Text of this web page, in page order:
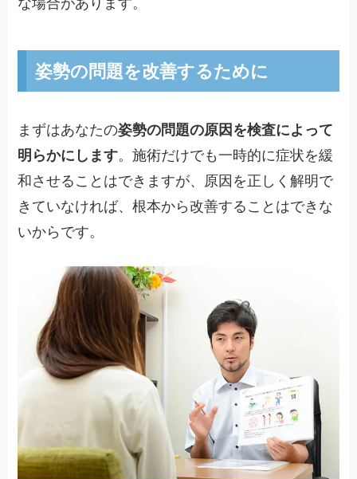
な場合があります。
姿勢の問題を改善するために
まずはあなたの姿勢の問題の原因を検査によって
明らかにします。施術だけでも一時的に症状を緩
和させることはできますが、原因を正しく解明で
きていなければ、根本から改善することはできな
いからです。